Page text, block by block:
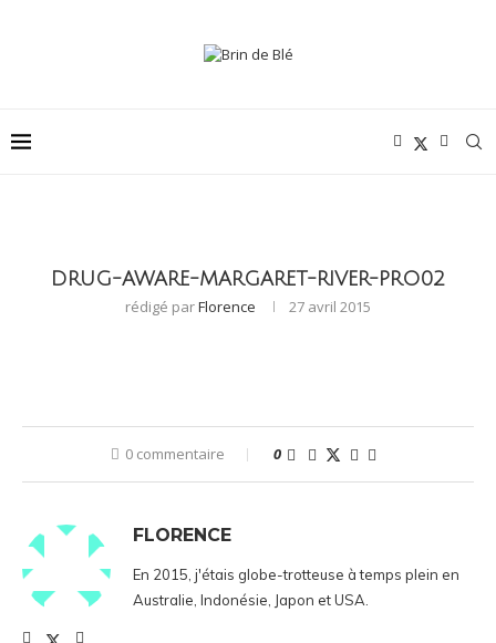
DRUG-AWARE-MARGARET-RIVER-PRO02
rédigé parFlorence 27 avril 2015
0 commentaire 0
FLORENCE
En 2015, j'étais globe-trotteuse à temps plein en
Australie, Indonésie, Japon et USA.